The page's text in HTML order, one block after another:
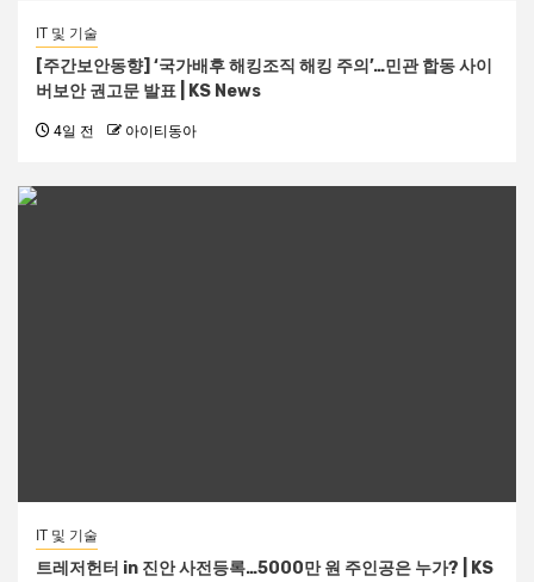
IT 및 기술
[주간보안동향] ‘국가배후 해킹조직 해킹 주의’…민관 합동 사이
버보안 권고문 발표 | KS News
4일 전 아이티동아
IT 및 기술
트레저헌터 in 진안 사전등록…5000만 원 주인공은 누가? | KS